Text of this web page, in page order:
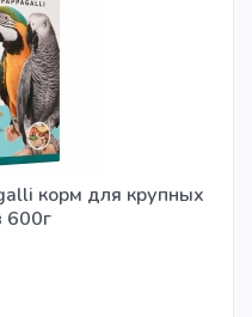
корм для крупных
600г